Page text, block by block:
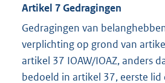
Artikel 7 Gedragingen
Gedragingen van
verplichting op grond van
artikel 37 IOAW/IOAZ, anders
bedoeld in artikel 37, eerste lid